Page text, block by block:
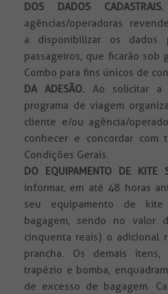
DOS DADOS CADASTRAIS.
agências/operadoras
a disponibilizar os dados
passageiros, que ficarão sob
Combo para fins únicos de
DA ADESÃO. Ao solicitar a
programa de viagem
cliente e/ou agência/
conhecer e concordar com
Condições Gerais.
DO EQUIPAMENTO DE KITE
informar, em até 48 horas
seu equipamento de
bagagem, sendo no valor
cinquenta reais) o adicional
prancha. Os demais
trapézio e bomba,
de excesso de bagagem.